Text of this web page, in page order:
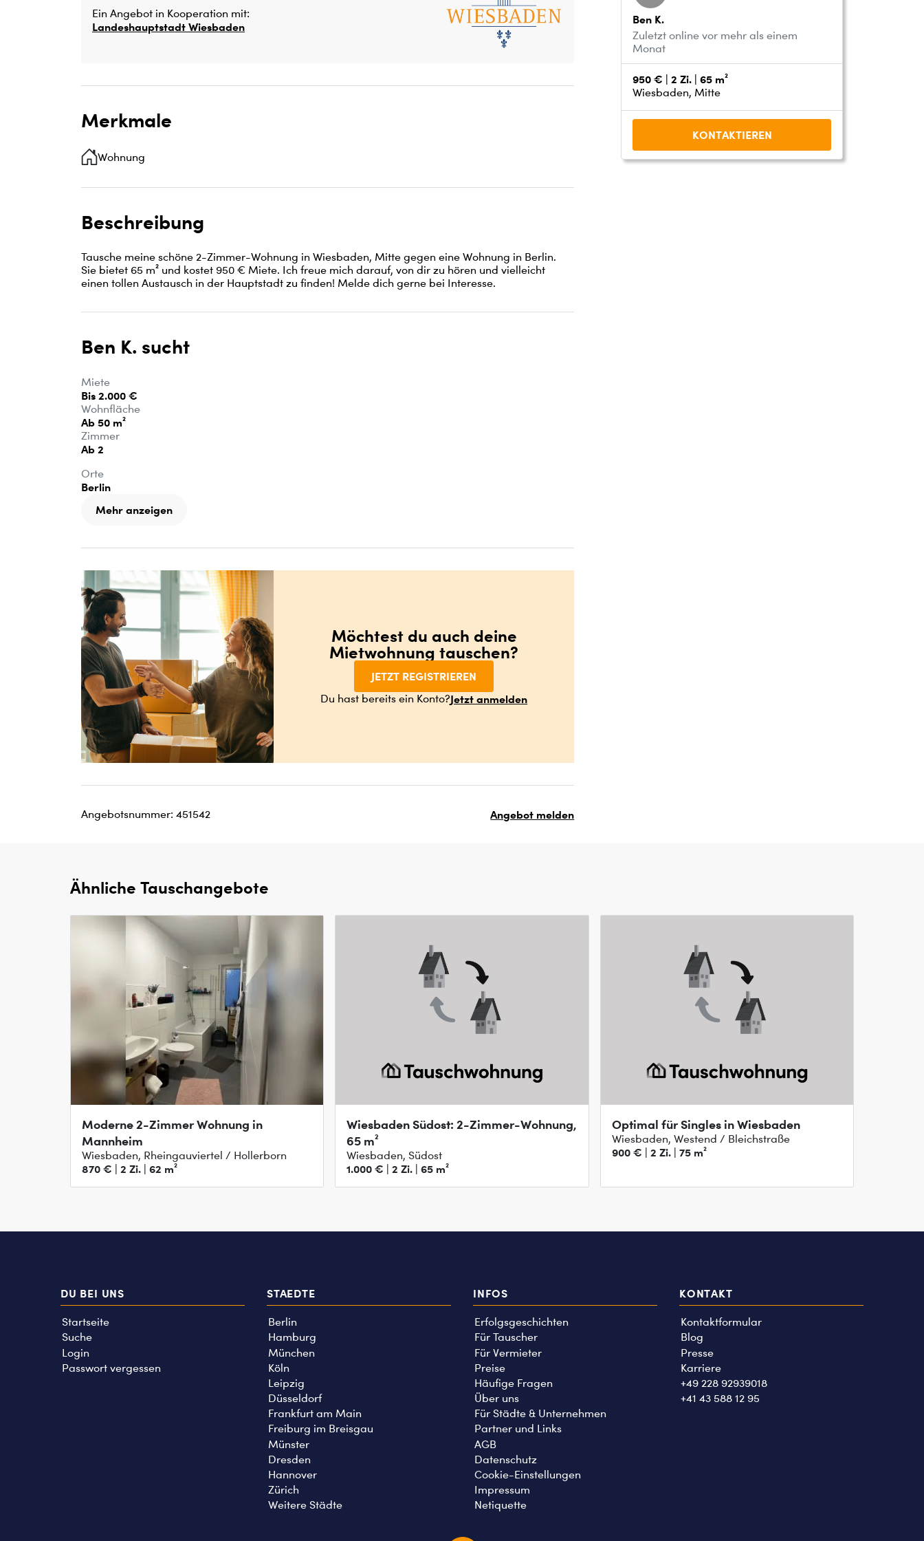
Ein Angebot in Kooperation mit:
Landeshauptstadt Wiesbaden
Merkmale
Wohnung
Beschreibung
Tausche meine schöne 2-Zimmer-Wohnung in Wiesbaden, Mitte gegen eine Wohnung in Berlin.
Sie bietet 65 m² und kostet 950 € Miete. Ich freue mich darauf, von dir zu hören und vielleicht
einen tollen Austausch in der Hauptstadt zu finden! Melde dich gerne bei Interesse.
Ben K. sucht
Miete
Bis 2.000 €
Wohnfläche
Ab 50 m²
Zimmer
Ab 2
Orte
Berlin
Mehr anzeigen
Möchtest du auch deine
Mietwohnung tauschen?
JETZT REGISTRIEREN
Du hast bereits ein Konto?Jetzt anmelden
Angebotsnummer: 451542 Angebot melden
Ben K.
Zuletzt online vor mehr als einem
Monat
950 € | 2 Zi. | 65 m²
Wiesbaden, Mitte
KONTAKTIEREN
Ähnliche Tauschangebote
Moderne 2-Zimmer Wohnung in
Mannheim
Wiesbaden, Rheingauviertel / Hollerborn
870 € | 2 Zi. | 62 m²
Wiesbaden Südost: 2-Zimmer-Wohnung,
65 m²
Wiesbaden, Südost
1.000 € | 2 Zi. | 65 m²
Optimal für Singles in Wiesbaden
Wiesbaden, Westend / Bleichstraße
900 € | 2 Zi. | 75 m²
DU BEI UNS
Startseite
Suche
Login
Passwort vergessen
STAEDTE
Berlin
Hamburg
München
Köln
Leipzig
Düsseldorf
Frankfurt am Main
Freiburg im Breisgau
Münster
Dresden
Hannover
Zürich
Weitere Städte
INFOS
Erfolgsgeschichten
Für Tauscher
Für Vermieter
Preise
Häufige Fragen
Über uns
Für Städte & Unternehmen
Partner und Links
AGB
Datenschutz
Cookie-Einstellungen
Impressum
Netiquette
KONTAKT
Kontaktformular
Blog
Presse
Karriere
+49 228 92939018
+41 43 588 12 95